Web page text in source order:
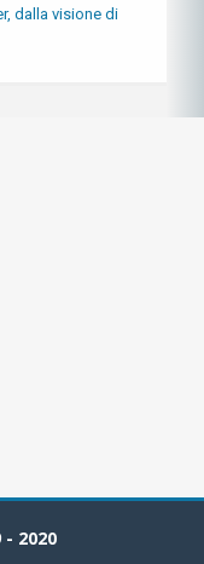
dalla visione di
- 2020